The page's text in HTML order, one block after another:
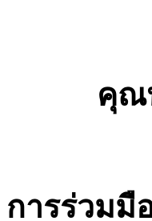
คุณ
การร่วมมื